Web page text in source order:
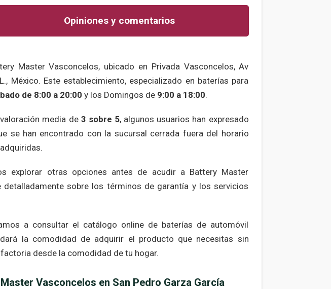
Opiniones y comentarios
Master Vasconcelos, ubicado en Privada Vasconcelos, Av
México. Este establecimiento, especializado en baterías para
de 8:00 a 20:00 y los Domingos de 9:00 a 18:00.
media de 3 sobre 5, algunos usuarios han expresado
se han encontrado con la sucursal cerrada fuera del horario
explorar otras opciones antes de acudir a Battery Master
sobre los términos de garantía y los servicios
a consultar el catálogo online de baterías de automóvil
la comodidad de adquirir el producto que necesitas sin
desde la comodidad de tu hogar.
Vasconcelos en San Pedro Garza García